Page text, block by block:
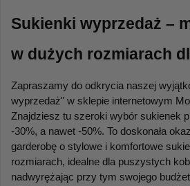
Sukienki wyprzedaż –
w dużych rozmiarach
Zapraszamy do odkrycia naszej
wyprzedaż" w sklepie internetowym
Znajdziesz tu szeroki wybór sukienek
-30%, a nawet -50%. To doskonała
garderobę o stylowe i komfortowe
rozmiarach, idealne dla puszystych
nadwyrężając przy tym swojego